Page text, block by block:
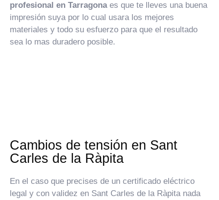
profesional en Tarragonaes que te lleves una buena
impresión suya por lo cual usara los mejores
materiales y todo su esfuerzo para que el resultado
sea lo mas duradero posible.
Cambios de tensión en Sant
Carles de la Ràpita
En el caso que precises de un certificado eléctrico
legal y con validez en Sant Carles de la Ràpita nada